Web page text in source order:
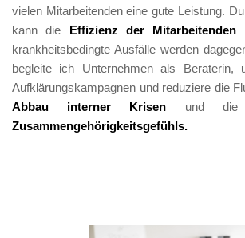
vielen Mitarbeitenden eine gute Leistung.
kann die Effizienz der Mitarbeitenden
krankheitsbedingte Ausfälle werden
begleite ich Unternehmen als Beraterin,
Abbau interner Krisen und
Zusammengehörigkeitsgefühls.